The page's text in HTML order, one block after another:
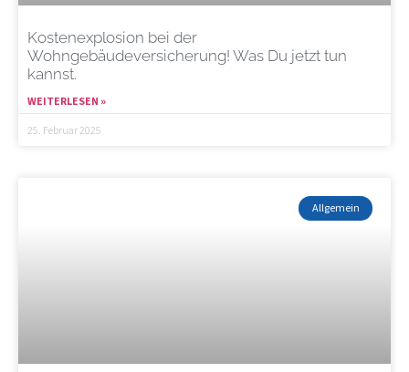
Kostenexplosion bei der
Wohngebäudeversicherung! Was Du jetzt tun
kannst.
WEITERLESEN »
25. Februar 2025
Allgemein